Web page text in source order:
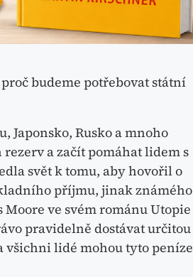
budeme potřebovat státní
Japonsko, Rusko a mnoho
a začít pomáhat lidem s
svět k tomu, aby hovořil o
příjmu, jinak známého
ve svém románu Utopie
pravidelně dostávat určitou
lidé mohou tyto peníze